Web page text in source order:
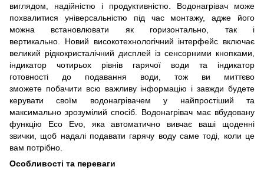
виглядом, надійністю і продуктивністю. Водонагрівач може
похвалитися універсальністю під час монтажу, адже його
можна встановлювати як горизонтально, так і
вертикально. Новий високотехнологічний інтерфейс включає
великий рідкокристалічний дисплей із сенсорними кнопками,
індикатор чотирьох рівнів гарячої води та індикатор
готовності до подавання води, тож ви миттєво
зможете побачити всю важливу інформацію і завжди будете
керувати своїм водонагрівачем у найпростіший та
максимально зрозумілий спосіб. Водонагрівач має вбудовану
функцію Eco Evo, яка автоматично вивчає ваші щоденні
звички, щоб надалі подавати гарячу воду саме тоді, коли це
вам потрібно.
Особливості та переваги